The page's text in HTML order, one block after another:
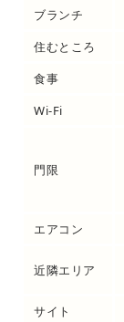
ブランチ
住むところ
食事
Wi-Fi
門限
エアコン
近隣エリア
サイト